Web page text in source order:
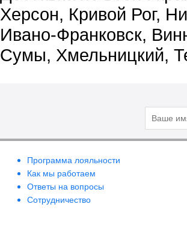
Херсон, Кривой Рог,
Ивано-Франковск,
Сумы, Хмельницкий,
Программа лояльности
Как мы работаем
Ответы на вопросы
Сотрудничество